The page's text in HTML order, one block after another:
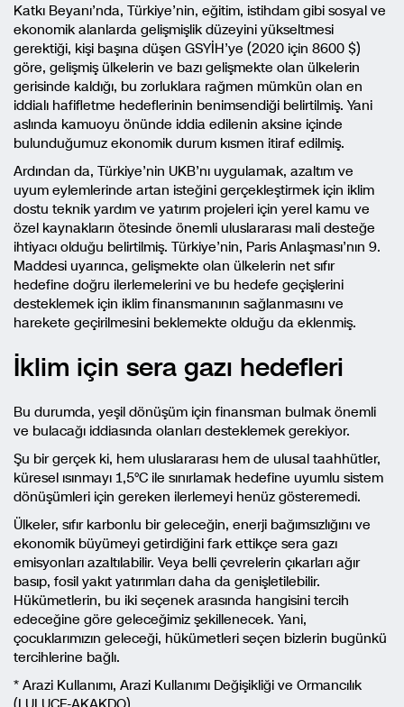
Katkı Beyanı’nda, Türkiye’nin, eğitim, istihdam gibi sosyal ve
ekonomik alanlarda gelişmişlik düzeyini yükseltmesi
gerektiği, kişi başına düşen GSYİH’ye (2020 için 8600 $)
göre, gelişmiş ülkelerin ve bazı gelişmekte olan ülkelerin
gerisinde kaldığı, bu zorluklara rağmen mümkün olan en
iddialı hafifletme hedeflerinin benimsendiği belirtilmiş. Yani
aslında kamuoyu önünde iddia edilenin aksine içinde
bulunduğumuz ekonomik durum kısmen itiraf edilmiş.
Ardından da, Türkiye’nin UKB’nı uygulamak, azaltım ve
uyum eylemlerinde artan isteğini gerçekleştirmek için iklim
dostu teknik yardım ve yatırım projeleri için yerel kamu ve
özel kaynakların ötesinde önemli uluslararası mali desteğe
ihtiyacı olduğu belirtilmiş. Türkiye’nin, Paris Anlaşması’nın 9.
Maddesi uyarınca, gelişmekte olan ülkelerin net sıfır
hedefine doğru ilerlemelerini ve bu hedefe geçişlerini
desteklemek için iklim finansmanının sağlanmasını ve
harekete geçirilmesini beklemekte olduğu da eklenmiş.
İklim için sera gazı hedefleri
Bu durumda, yeşil dönüşüm için finansman bulmak önemli
ve bulacağı iddiasında olanları desteklemek gerekiyor.
Şu bir gerçek ki, hem uluslararası hem de ulusal taahhütler,
küresel ısınmayı 1,5°C ile sınırlamak hedefine uyumlu sistem
dönüşümleri için gereken ilerlemeyi henüz gösteremedi.
Ülkeler, sıfır karbonlu bir geleceğin, enerji bağımsızlığını ve
ekonomik büyümeyi getirdiğini fark ettikçe sera gazı
emisyonları azaltılabilir. Veya belli çevrelerin çıkarları ağır
basıp, fosil yakıt yatırımları daha da genişletilebilir.
Hükümetlerin, bu iki seçenek arasında hangisini tercih
edeceğine göre geleceğimiz şekillenecek. Yani,
çocuklarımızın geleceği, hükümetleri seçen bizlerin bugünkü
tercihlerine bağlı.
* Arazi Kullanımı, Arazi Kullanımı Değişikliği ve Ormancılık